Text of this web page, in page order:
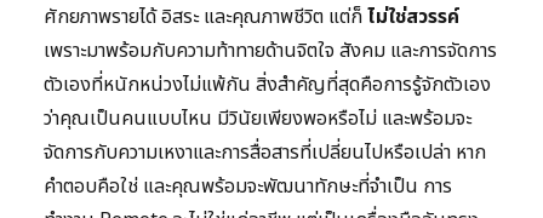
ศักยภาพรายได้ อิสระ และคุณภาพชีวิต แต่ก็ไม่ใช่สวรรค์
เพราะมาพร้อมกับความท้าทายด้านจิตใจ สังคม และการจัดการ
ตัวเองที่หนักหน่วงไม่แพ้กัน สิ่งสำคัญที่สุดคือการรู้จักตัวเอง
ว่าคุณเป็นคนแบบไหน มีวินัยเพียงพอหรือไม่ และพร้อมจะ
จัดการกับความเหงาและการสื่อสารที่เปลี่ยนไปหรือเปล่า หาก
คำตอบคือใช่ และคุณพร้อมจะพัฒนาทักษะที่จำเป็น การ